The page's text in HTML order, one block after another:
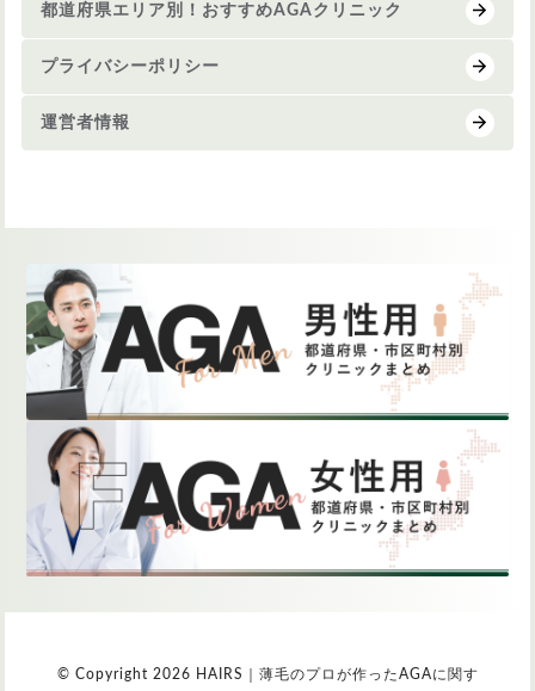
都道府県エリア別！おすすめAGAクリニック
プライバシーポリシー
運営者情報
© Copyright 2026 HAIRS｜薄毛のプロが作ったAGAに関す